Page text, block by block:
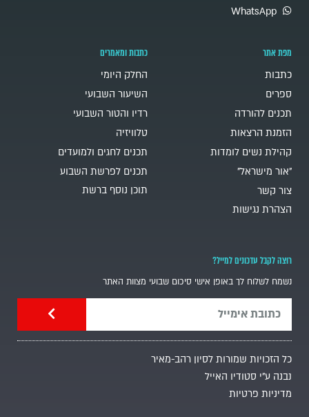
WhatsApp
מפת אתר
כתבות
ספרים
תכנים להורדה
הזמנת הרצאות
קהילת נשים לומדות
"אור מישראל"
צור קשר
הצהרת נגישות
כתבות ומאמרים
החלק היומי
השיעור השבועי
רדיו והטור השבועי
טלוויזיה
תכנים לחגים ולמועדים
תכנים לפרשת השבוע
תוכן נוסף ברשת
רוצה לקבל עדכונים למייל?
נשמח לשלוח לך באופן אישי סיכום שבועי מצוות האתר
כל הזכויות שמורות לסיון רהב-מאיר
נבנה ע"י סטודיו האייל
מדיניות פרטיות